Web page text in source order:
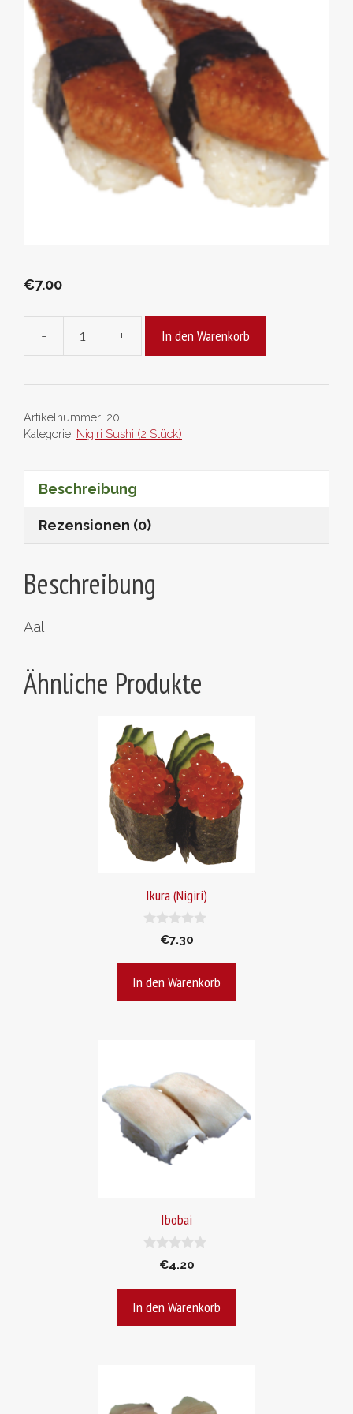
€7.00
-
Unagi
+ In den Warenkorb
Artikelnummer: 20
Kategorie: Nigiri Sushi (2 Stück)
Beschreibung
Rezensionen (0)
Beschreibung
Aal
Ähnliche Produkte
Ikura (Nigiri)
5
€7.30
In den Warenkorb
Ibobai
5
€4.20
In den Warenkorb